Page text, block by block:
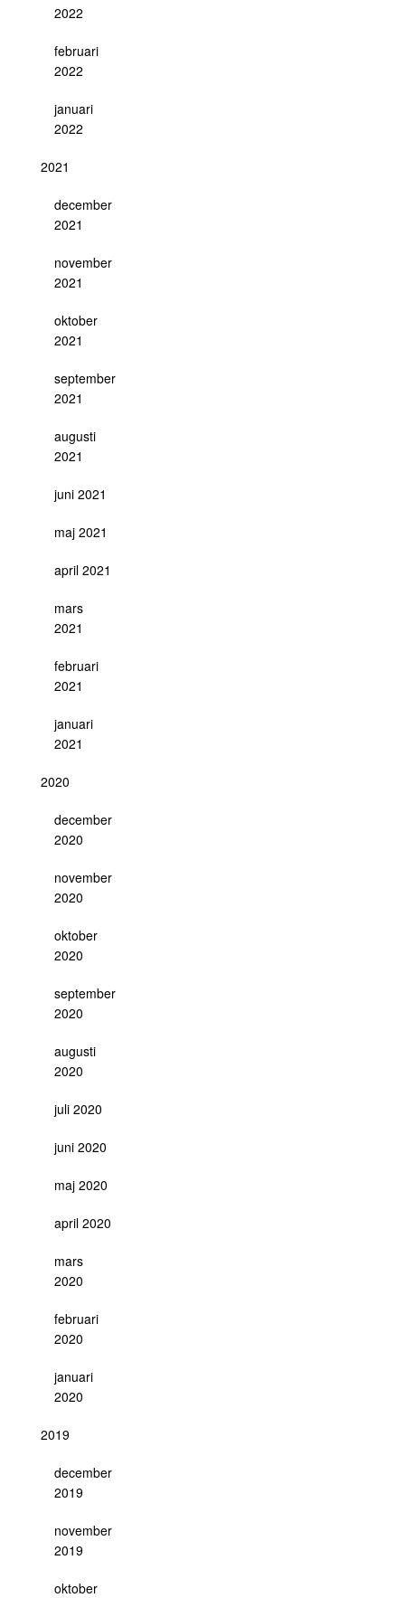
2022
februari
2022
januari
2022
2021
december
2021
november
2021
oktober
2021
september
2021
augusti
2021
juni 2021
maj 2021
april 2021
mars
2021
februari
2021
januari
2021
2020
december
2020
november
2020
oktober
2020
september
2020
augusti
2020
juli 2020
juni 2020
maj 2020
april 2020
mars
2020
februari
2020
januari
2020
2019
december
2019
november
2019
oktober